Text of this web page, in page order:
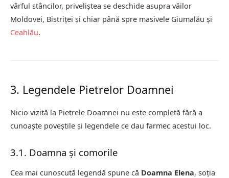
vârful stâncilor, priveliștea se deschide asupra văilor
Moldovei, Bistriței și chiar până spre masivele Giumalău și
Ceahlău.
3. Legendele Pietrelor Doamnei
Nicio vizită la Pietrele Doamnei nu este completă fără a
cunoaște poveștile și legendele ce dau farmec acestui loc.
3.1. Doamna și comorile
Cea mai cunoscută legendă spune că Doamna Elena, soția